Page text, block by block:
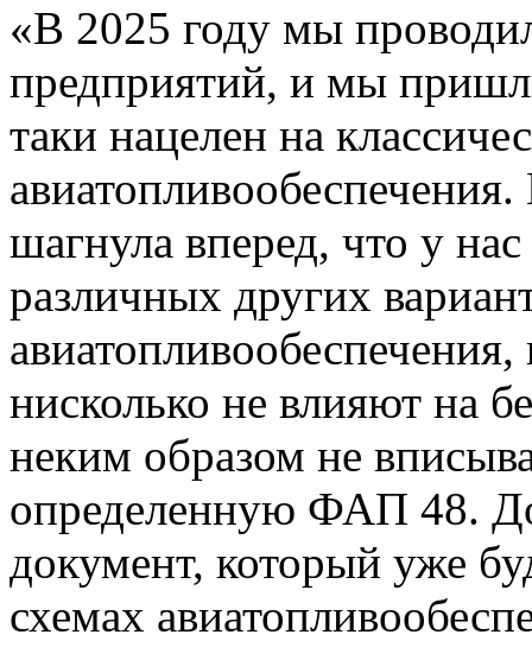
«В 2025 году мы
предприятий, и мы
таки нацелен на
шагнула вперед, что у
различных других
нисколько не влияют на
неким образом не
определенную ФАП 48.
документ, который уже
схемах